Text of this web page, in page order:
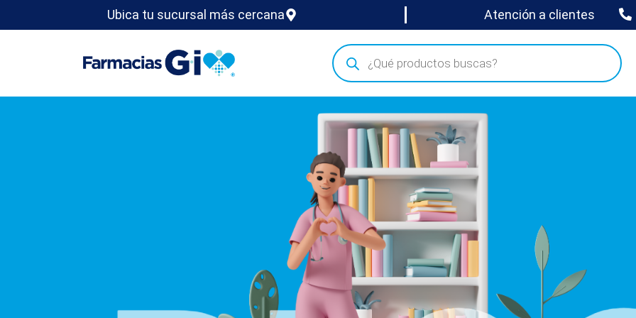
Ubica tu sucursal más cercana Atención a clientes